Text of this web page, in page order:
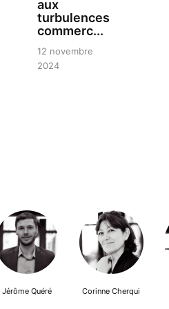
aux
turbulences
commerc...
12 novembre
2024
Jérôme Quéré Corinne Cherqui